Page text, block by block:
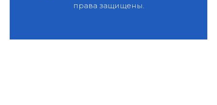
права защищены.